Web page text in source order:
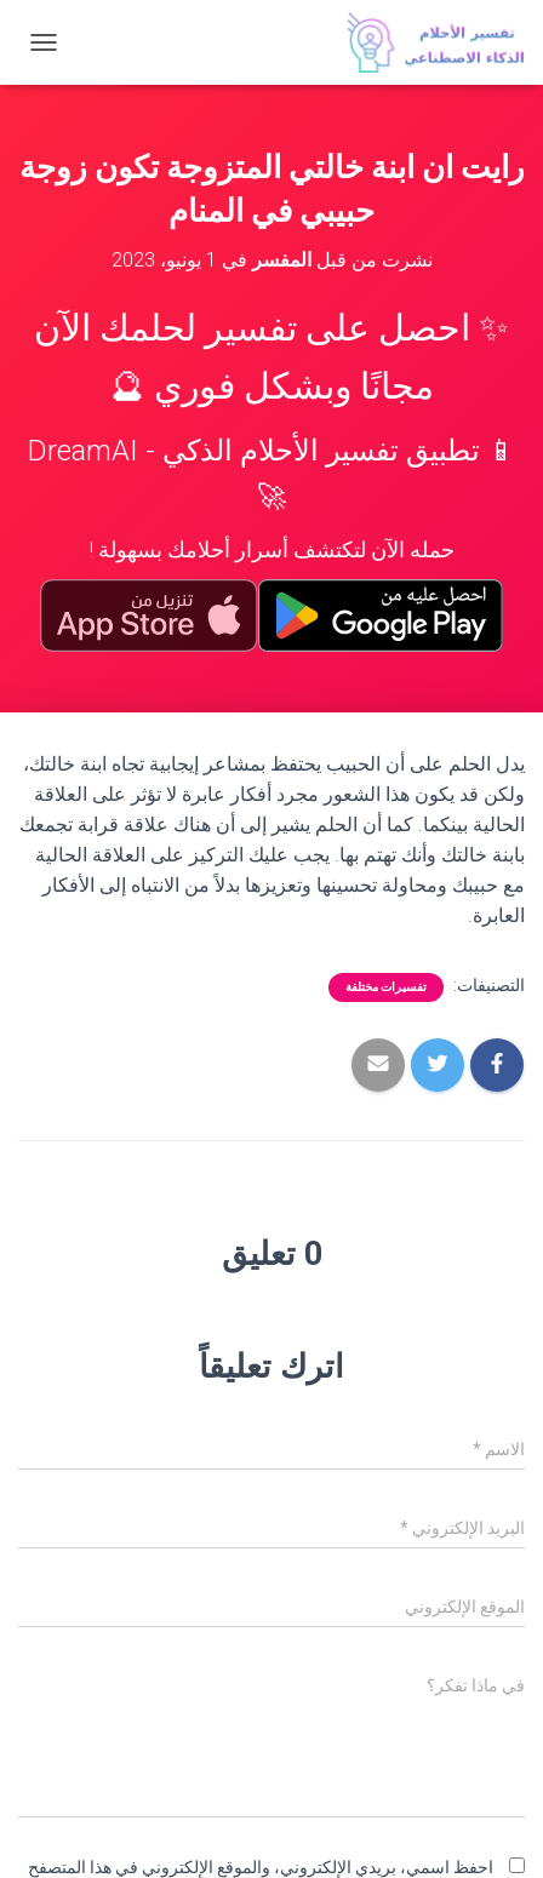
ب
ا
رايت ان ابنة خالتي المتزوجة تكون زوجة
حبيبي في المنام
نشرت من قبلالمفسر في 1 يونيو، 2023
✨ احصل على تفسير لحلمك الآن
مجانًا وبشكل فوري 🔮
📱 تطبيق تفسير الأحلام الذكي - DreamAI
🚀
حمله الآن لتكتشف أسرار أحلامك بسهولة !
يدل الحلم على أن الحبيب يحتفظ بمشاعر إيجابية تجاه ابنة خالتك،
ولكن قد يكون هذا الشعور مجرد أفكار عابرة لا تؤثر على العلاقة
الحالية بينكما. كما أن الحلم يشير إلى أن هناك علاقة قرابة تجمعك
بابنة خالتك وأنك تهتم بها. يجب عليك التركيز على العلاقة الحالية
مع حبيبك ومحاولة تحسينها وتعزيزها بدلاً من الانتباه إلى الأفكار
العابرة.
التصنيفات: تفسيرات مختلفة
0 تعليق
اترك تعليقاً
الاسم *
البريد الإلكتروني *
الموقع الإلكتروني
في ماذا تفكر؟
احفظ اسمي، بريدي الإلكتروني، والموقع الإلكتروني في هذا المتصفح